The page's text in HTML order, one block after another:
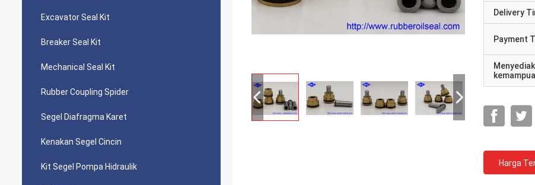
Excavator Seal Kit
Breaker Seal Kit
Mechanical Seal Kit
Rubber Coupling Spider
Segel Diafragma Karet
Kenakan Segel Cincin
Kit Segel Pompa Hidraulik
Delivery
Payment
Harga